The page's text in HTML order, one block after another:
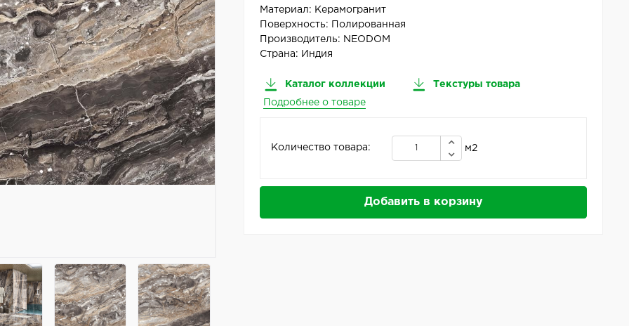
Материал: Керамогранит
Поверхность:
Полированная
Производитель: NEODOM
Страна: Индия
Каталог коллекции Текстуры товара
Подробнее о товаре
Количество товара: м2
Добавить в корзину